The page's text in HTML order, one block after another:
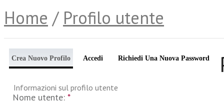
Home / Profilo utente
Crea Nuovo Profilo Accedi Richiedi Una Nuova Password
Informazioni sul profilo utente
Nome utente: *